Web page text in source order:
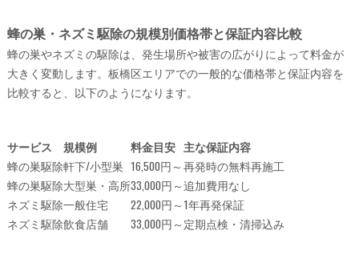
蜂の巣・ネズミ駆除の規模別価格帯と保証内容比較
蜂の巣やネズミの駆除は、発生場所や被害の広がりによって料金が
大きく変動します。板橋区エリアでの一般的な価格帯と保証内容を
比較すると、以下のようになります。
サービス 規模例 料金目安 主な保証内容
蜂の巣駆除軒下/小型巣 16,500円～ 再発時の無料再施工
蜂の巣駆除大型巣・高所33,000円～追加費用なし
ネズミ駆除一般住宅 22,000円～1年再発保証
ネズミ駆除飲食店舗 33,000円～ 定期点検・清掃込み